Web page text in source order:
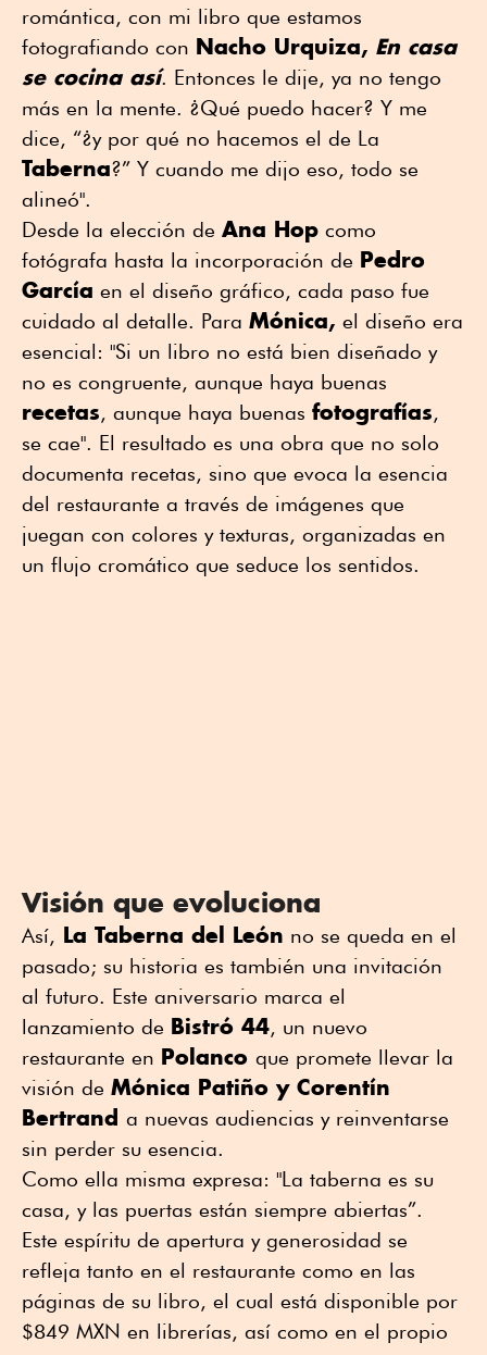
romántica, con mi libro que estamos
fotografiando con Nacho Urquiza, En casa
se cocina así. Entonces le dije, ya no tengo
más en la mente. ¿Qué puedo hacer? Y me
dice, “¿y por qué no hacemos el de La
Taberna?” Y cuando me dijo eso, todo se
alineó".
Desde la elección de Ana Hop como
fotógrafa hasta la incorporación de Pedro
García en el diseño gráfico, cada paso fue
cuidado al detalle. Para Mónica, el diseño era
esencial: "Si un libro no está bien diseñado y
no es congruente, aunque haya buenas
recetas, aunque haya buenas fotografías,
se cae". El resultado es una obra que no solo
documenta recetas, sino que evoca la esencia
del restaurante a través de imágenes que
juegan con colores y texturas, organizadas en
un flujo cromático que seduce los sentidos.
Visión que evoluciona
Así, La Taberna del León no se queda en el
pasado; su historia es también una invitación
al futuro. Este aniversario marca el
lanzamiento de Bistró 44, un nuevo
restaurante en Polanco que promete llevar la
visión de Mónica Patiño y Corentín
Bertrand a nuevas audiencias y reinventarse
sin perder su esencia.
Como ella misma expresa: "La taberna es su
casa, y las puertas están siempre abiertas”.
Este espíritu de apertura y generosidad se
refleja tanto en el restaurante como en las
páginas de su libro, el cual está disponible por
$849 MXN en librerías, así como en el propio